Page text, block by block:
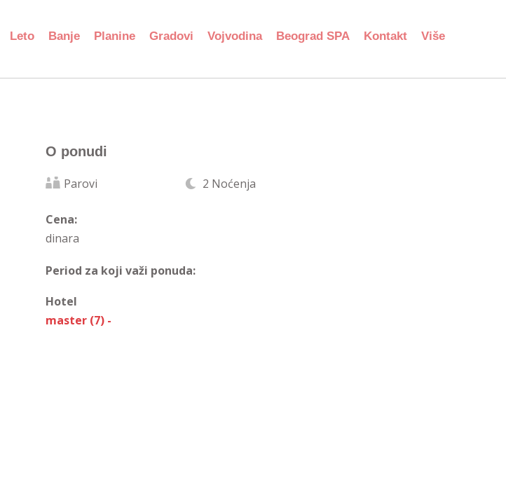
Leto Banje Planine Gradovi Vojvodina Beograd SPA Kontakt Više
O ponudi
Parovi 2 Noćenja
Cena:
dinara
Period za koji važi ponuda:
Hotel
master (7) -